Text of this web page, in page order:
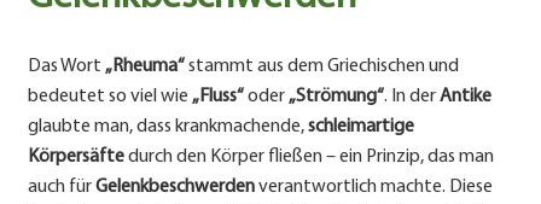
Das Wort „Rheuma“stammt aus dem Griechischen und
bedeutet so viel wie „Fluss“oder „Strömung“. In derAntike
glaubte man, dass krankmachende,schleimartige
Körpersäftedurch den Körper fließen – ein Prinzip, das man
auch fürGelenkbeschwerdenverantwortlich machte. Diese